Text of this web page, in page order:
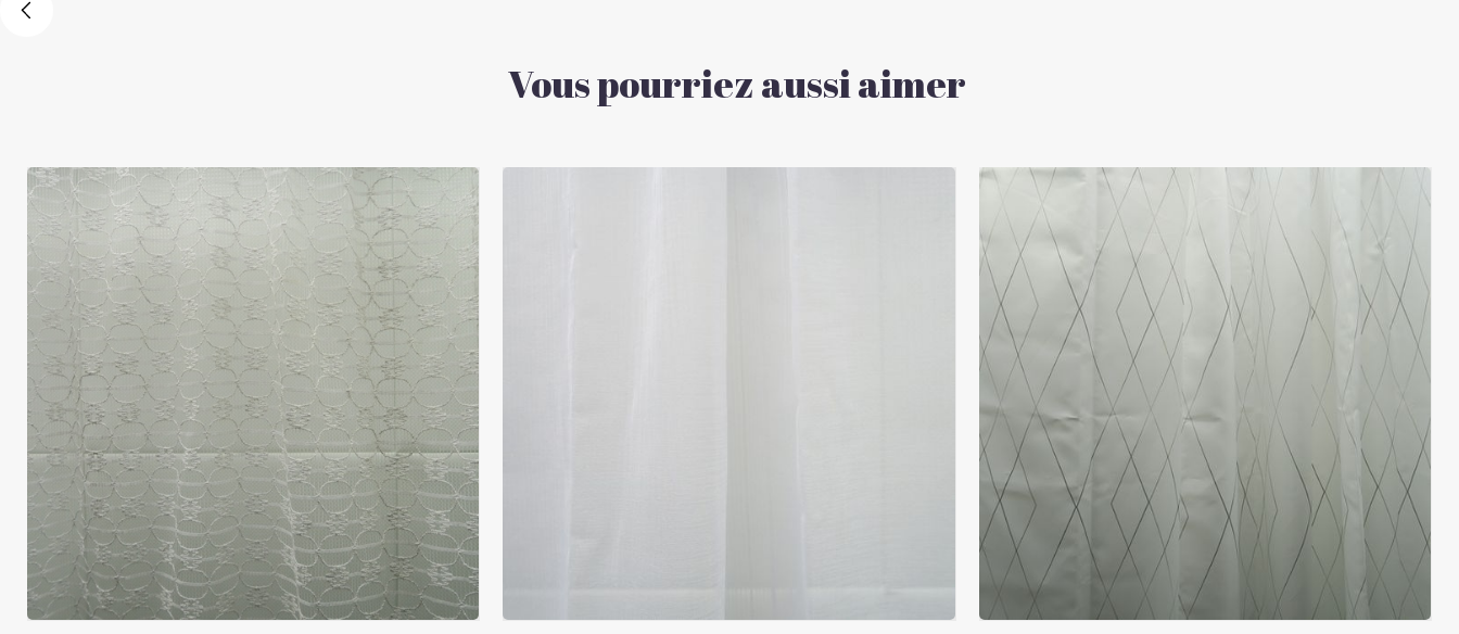
Vous pourriez aussi aimer